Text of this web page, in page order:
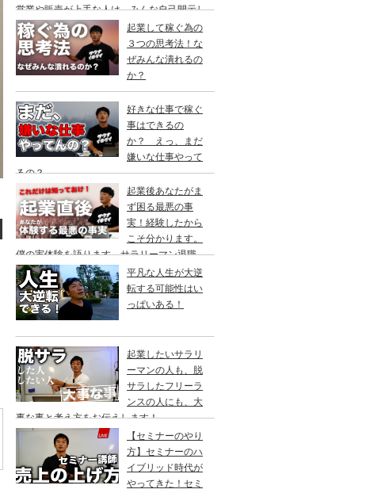
営業や販売が上手な人は、みんな自己開示し
ている！
起業して稼ぐ為の
３つの思考法！な
ぜみんな潰れるの
か？
好きな仕事で稼ぐ
事はできるの
か？ えっ、まだ
嫌いな仕事やって
るの？
起業後あなたがま
ず困る最悪の事
実！経験したから
こそ分かります。
僕の実体験を語ります。サラリーマン退職
後、独立したら約９割の人にやって来る３つ
の出来事。
平凡な人生が大逆
転する可能性はい
っぱいある！
起業したいサラリ
ーマンの人も、脱
サラしたフリーラ
ンスの人にも、大
事な事と考え方をお伝えします！
【セミナーのやり
方】セミナーのハ
イブリッド時代が
やってきた！セミ